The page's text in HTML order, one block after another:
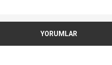
YORUMLAR